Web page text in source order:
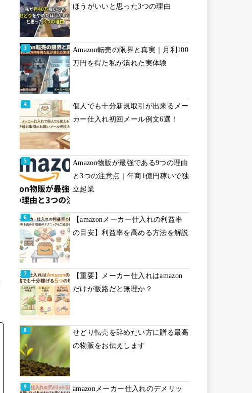
ほうがいいと思った3つの理由
Amazon転売の限界と真実｜月利100
万円を得た私が潰れた実体験
個人でも十分新規取引が出来るメー
カー仕入れ初回メール例文6選！
Amazon物販が最強である9つの理由
と3つの注意点｜年商1億円稼いで独
立起業
【amazonメーカー仕入れの利益率
の目安】利益率を高める方法を解説
【重要】メーカー仕入れはamazon
だけが販路だと無理か？
せどり転売を辞めたい方に贈る最高
の物販をお伝えします
amazonメーカー仕入れのデメリッ